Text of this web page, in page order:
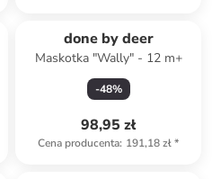
done by deer
Maskotka "Wally" - 12 m+
-48%
98,95 zł
Cena producenta: 191,18 zł*